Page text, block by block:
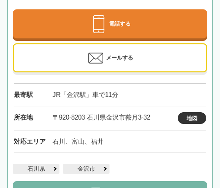
電話する
メールする
最寄駅 JR「金沢駅」車で11分
所在地 〒920-8203 石川県金沢市鞍月3-32 地図
対応エリア 石川、富山、福井
石川県 金沢市